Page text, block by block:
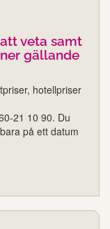
veta samt
gällande
hotellpriser
21 10 90. Du
på ett datum